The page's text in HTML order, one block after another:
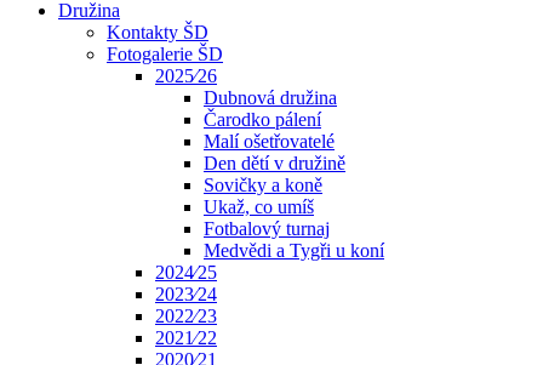
Družina
Kontakty ŠD
Fotogalerie ŠD
2025⁄26
Dubnová družina
Čarodko pálení
Malí ošetřovatelé
Den dětí v družině
Sovičky a koně
Ukaž, co umíš
Fotbalový turnaj
Medvědi a Tygři u koní
2024⁄25
2023⁄24
2022⁄23
2021⁄22
2020⁄21